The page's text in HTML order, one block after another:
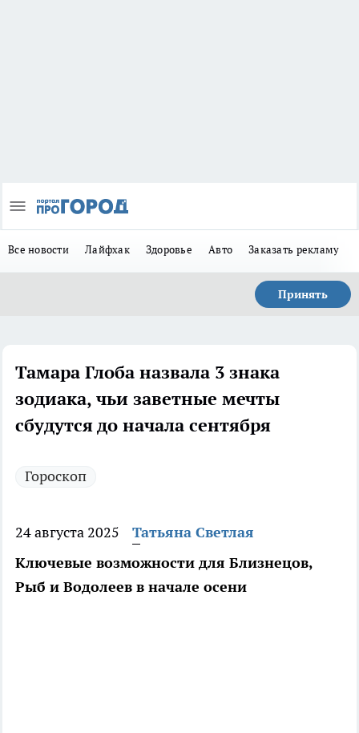
Все новости Лайфхак Здоровье Авто Заказать рекламу
Принять
Тамара Глоба назвала 3 знака
зодиака, чьи заветные мечты
сбудутся до начала сентября
Гороскоп
24 августа 2025
Татьяна Светлая
Ключевые возможности для Близнецов,
Рыб и Водолеев в начале осени